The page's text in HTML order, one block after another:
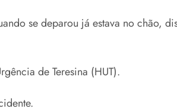
se deparou já estava no chão,
de Teresina (HUT).